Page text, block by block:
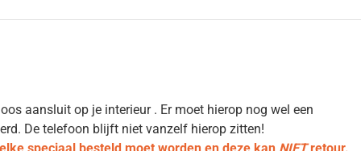
aansluit op je interieur . Er moet hierop nog wel een
De telefoon blijft niet vanzelf hierop zitten!